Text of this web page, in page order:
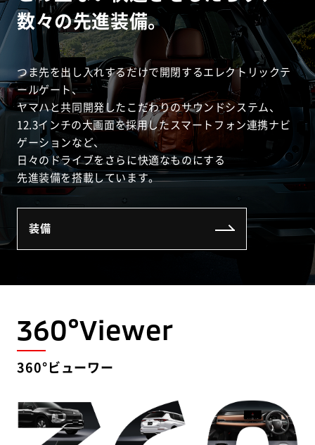
数々の先進装備。
つま先を出し入れするだけで開閉するエレクトリックテ
ールゲート、
ヤマハと共同開発したこだわりのサウンドシステム、
12.3インチの大画面を採用したスマートフォン連携ナビ
ゲーションなど、
日々のドライブをさらに快適なものにする
先進装備を搭載しています。
装備
360°Viewer
360°ビューワー